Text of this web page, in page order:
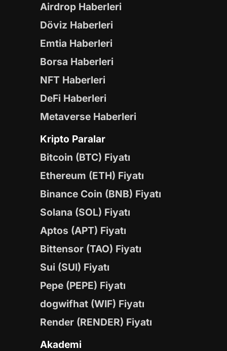
Airdrop Haberleri
Döviz Haberleri
Emtia Haberleri
Borsa Haberleri
NFT Haberleri
DeFi Haberleri
Metaverse Haberleri
Kripto Paralar
Bitcoin (BTC) Fiyatı
Ethereum (ETH) Fiyatı
Binance Coin (BNB) Fiyatı
Solana (SOL) Fiyatı
Aptos (APT) Fiyatı
Bittensor (TAO) Fiyatı
Sui (SUI) Fiyatı
Pepe (PEPE) Fiyatı
dogwifhat (WIF) Fiyatı
Render (RENDER) Fiyatı
Akademi